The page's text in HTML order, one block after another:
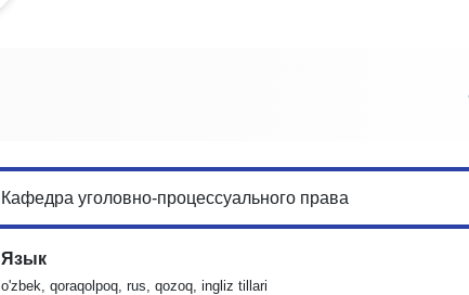
Кафедра уголовно-процессуального права
Язык
o'zbek, qoraqolpoq, rus, qozoq, ingliz tillari